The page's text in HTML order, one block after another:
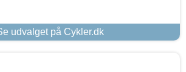
udvalget på Cykler.dk